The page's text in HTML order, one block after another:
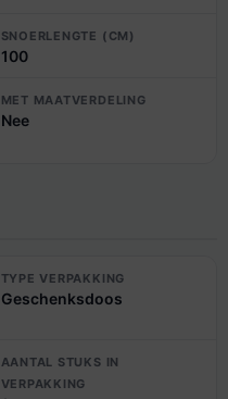
SNOERLENGTE (CM)
100
MET MAATVERDELING
Nee
TYPE VERPAKKING
Geschenksdoos
AANTAL STUKS IN
VERPAKKING